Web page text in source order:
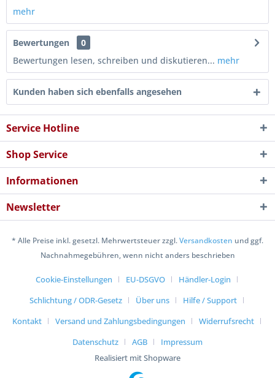
mehr
Bewertungen
0
Bewertungen lesen, schreiben und diskutieren... mehr
Kunden haben sich ebenfalls angesehen
Service Hotline
Shop Service
Informationen
Newsletter
* Alle Preise inkl. gesetzl. Mehrwertsteuer zzgl.Versandkosten und ggf.
Nachnahmegebühren, wenn nicht anders beschrieben
Cookie-Einstellungen EU-DSGVO
Händler-Login
Schlichtung / ODR-Gesetz
Über uns
Hilfe / Support
Kontakt
Versand und Zahlungsbedingungen
Widerrufsrecht
Datenschutz
AGB
Impressum
Realisiert mit Shopware